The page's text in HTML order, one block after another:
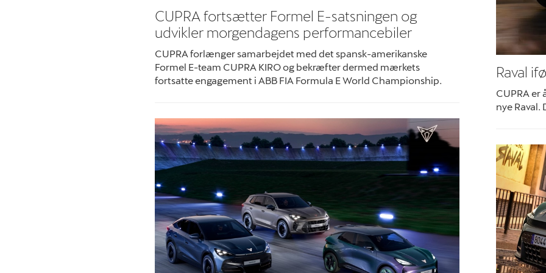
CUPRA fortsætter Formel E-satsningen og
udvikler morgendagens performancebiler
CUPRA forlænger samarbejdet med det spansk-amerikanske
Formel E-team CUPRA KIRO og bekræfter dermed mærkets
fortsatte engagement i ABB FIA Formula E World Championship.
Raval
CUPRA er
nye